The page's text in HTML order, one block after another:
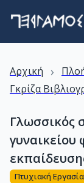
Αρχική ›
Γκρίζα
Γλωσσικός
Πτυχιακή Εργασία